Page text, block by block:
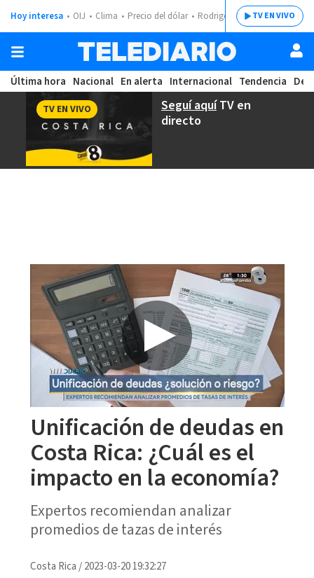
Hoy interesa OIJ Clima Precio del dólar Rodrigo ChavesTV EN VIVO
Última hora Nacional En alerta Internacional Tendencia
Seguí aquíTV en
directo
TV EN VIVO
Unificación de deudas en
Costa Rica: ¿Cuál es el
impacto en la economía?
Expertos recomiendan analizar
promedios de tazas de interés
Costa Rica /2023-03-20 19:32:27